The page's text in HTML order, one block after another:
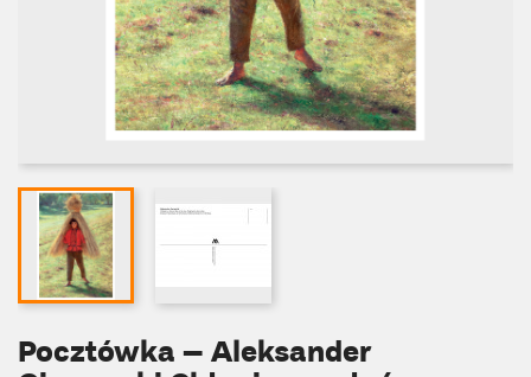
Pocztówka – Aleksander